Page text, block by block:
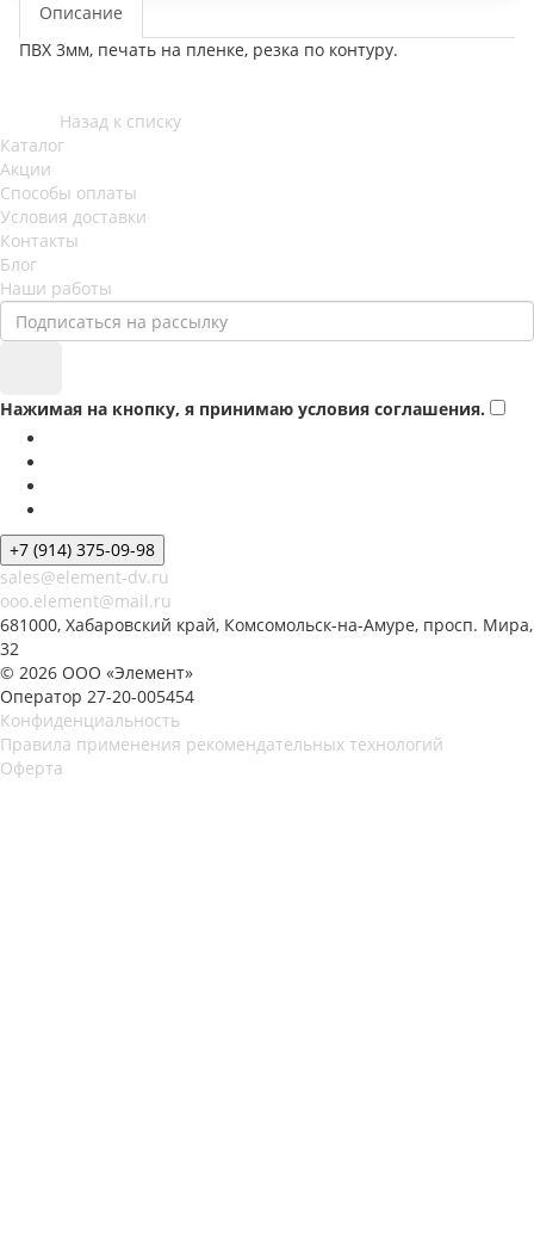
Описание
ПВХ 3мм, печать на пленке, резка по контуру.
Назад к списку
Каталог
Акции
Способы оплаты
Условия доставки
Контакты
Блог
Наши работы
Нажимая на кнопку, я принимаю условия соглашения.
+7 (914) 375-09-98
sales@element-dv.ru
ooo.element@mail.ru
681000, Хабаровский край, Комсомольск-на-Амуре, просп. Мира,
32
© 2026 ООО «Элемент»
Оператор 27-20-005454
Конфиденциальность
Правила применения рекомендательных технологий
Оферта